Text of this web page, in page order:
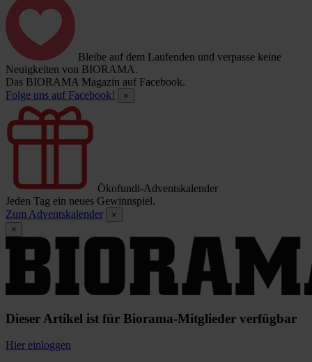
Bleibe auf dem Laufenden und verpasse keine
Neuigkeiten von BIORAMA.
Das BIORAMA Magazin auf Facebook.
Folge uns auf Facebook!
×
Ökofundi-Adventskalender
Jeden Tag ein neues Gewinnspiel.
Zum Adventskalender
×
×
Dieser Artikel ist für Biorama-Mitglieder verfügbar
Hier einloggen